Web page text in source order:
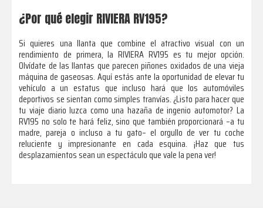
¿Por qué elegir RIVIERA RV195?
Si quieres una llanta que combine el atractivo visual con un
rendimiento de primera, la RIVIERA RV195 es tu mejor opción.
Olvídate de las llantas que parecen piñones oxidados de una vieja
máquina de gaseosas. Aquí estás ante la oportunidad de elevar tu
vehículo a un estatus que incluso hará que los automóviles
deportivos se sientan como simples tranvías. ¿Listo para hacer que
tu viaje diario luzca como una hazaña de ingenio automotor? La
RV195 no solo te hará feliz, sino que también proporcionará –a tu
madre, pareja o incluso a tu gato– el orgullo de ver tu coche
reluciente y impresionante en cada esquina. ¡Haz que tus
desplazamientos sean un espectáculo que vale la pena ver!